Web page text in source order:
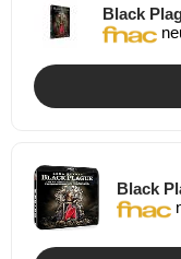
Black
Black